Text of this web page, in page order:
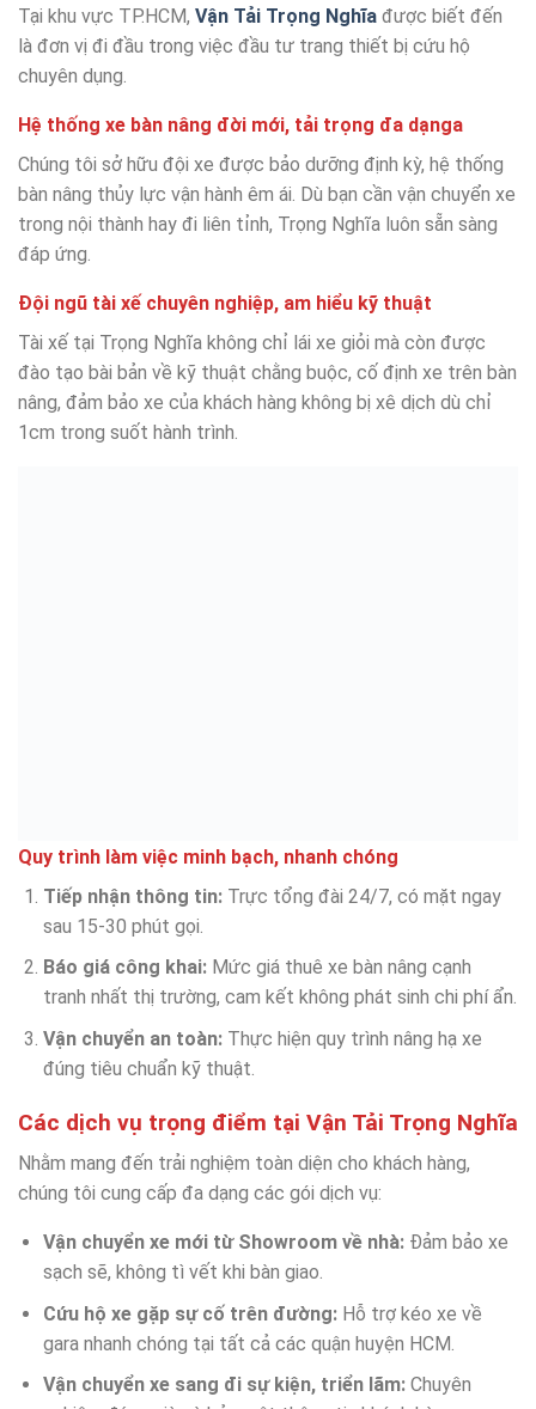
Tại khu vực TP.HCM, Vận Tải Trọng Nghĩa được biết đến
là đơn vị đi đầu trong việc đầu tư trang thiết bị cứu hộ
chuyên dụng.
Hệ thống xe bàn nâng đời mới, tải trọng đa dạnga
Chúng tôi sở hữu đội xe được bảo dưỡng định kỳ, hệ thống
bàn nâng thủy lực vận hành êm ái. Dù bạn cần vận chuyển xe
trong nội thành hay đi liên tỉnh, Trọng Nghĩa luôn sẵn sàng
đáp ứng.
Đội ngũ tài xế chuyên nghiệp, am hiểu kỹ thuật
Tài xế tại Trọng Nghĩa không chỉ lái xe giỏi mà còn được
đào tạo bài bản về kỹ thuật chằng buộc, cố định xe trên bàn
nâng, đảm bảo xe của khách hàng không bị xê dịch dù chỉ
1cm trong suốt hành trình.
Quy trình làm việc minh bạch, nhanh chóng
Tiếp nhận thông tin:Trực tổng đài 24/7, có mặt ngay
sau 15-30 phút gọi.
Báo giá công khai:Mức giá thuê xe bàn nâng cạnh
tranh nhất thị trường, cam kết không phát sinh chi phí ẩn.
Vận chuyển an toàn:Thực hiện quy trình nâng hạ xe
đúng tiêu chuẩn kỹ thuật.
Các dịch vụ trọng điểm tại Vận Tải Trọng Nghĩa
Nhằm mang đến trải nghiệm toàn diện cho khách hàng,
chúng tôi cung cấp đa dạng các gói dịch vụ:
Vận chuyển xe mới từ Showroom về nhà:Đảm bảo xe
sạch sẽ, không tì vết khi bàn giao.
Cứu hộ xe gặp sự cố trên đường:Hỗ trợ kéo xe về
gara nhanh chóng tại tất cả các quận huyện HCM.
Vận chuyển xe sang đi sự kiện, triển lãm:Chuyên